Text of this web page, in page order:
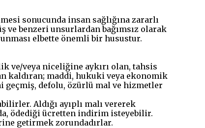
sonucunda insan sağlığına zararlı
ve benzeri unsurlardan bağımsız olarak
elbette önemli bir husustur.
ve/veya niceliğine aykırı olan, tahsis
kaldıran; maddi, hukuki veya ekonomik
geçmiş, defolu, özürlü mal ve hizmetler
Aldığı ayıplı malı vererek
ödediği ücretten indirim isteyebilir.
getirmek zorundadırlar.